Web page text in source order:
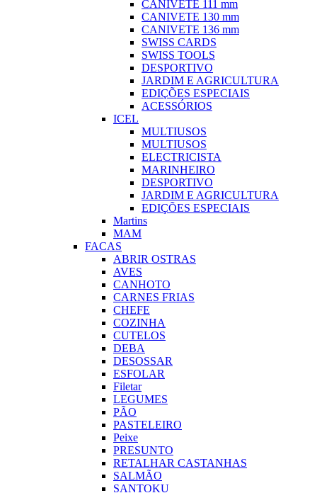
CANIVETE 111 mm
CANIVETE 130 mm
CANIVETE 136 mm
SWISS CARDS
SWISS TOOLS
DESPORTIVO
JARDIM E AGRICULTURA
EDIÇÕES ESPECIAIS
ACESSÓRIOS
ICEL
MULTIUSOS
MULTIUSOS
ELECTRICISTA
MARINHEIRO
DESPORTIVO
JARDIM E AGRICULTURA
EDIÇÕES ESPECIAIS
Martins
MAM
FACAS
ABRIR OSTRAS
AVES
CANHOTO
CARNES FRIAS
CHEFE
COZINHA
CUTELOS
DEBA
DESOSSAR
ESFOLAR
Filetar
LEGUMES
PÃO
PASTELEIRO
Peixe
PRESUNTO
RETALHAR CASTANHAS
SALMÃO
SANTOKU